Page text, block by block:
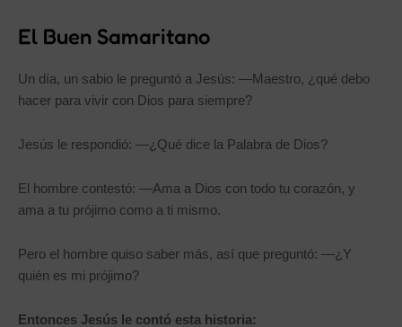
El Buen Samaritano
Un día, un sabio le preguntó a Jesús: —Maestro, ¿qué debo
hacer para vivir con Dios para siempre?
Jesús le respondió: —¿Qué dice la Palabra de Dios?
El hombre contestó: —Ama a Dios con todo tu corazón, y
ama a tu prójimo como a ti mismo.
Pero el hombre quiso saber más, así que preguntó: —¿Y
quién es mi prójimo?
Entonces Jesús le contó esta historia: